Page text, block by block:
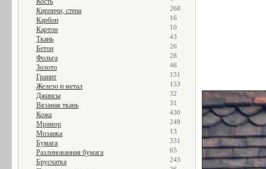
Кирпичи, стена 268
Карбон 16
Картон 10
Ткань 43
Бетон 26
Фольга 28
Золото 46
Гранит 131
Железо и метал 153
Джинсы 32
Вязаная ткань 31
Кожа 430
Мрамор 249
Мозаика 13
Бумага 331
Разлинованная бумага 65
Брусчатка 243